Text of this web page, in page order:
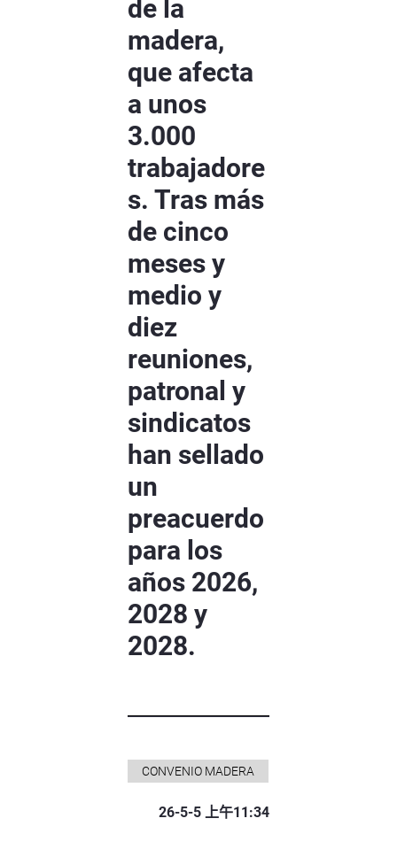
de la
madera,
que afecta
a unos
3.000
trabajadore
s. Tras más
de cinco
meses y
medio y
diez
reuniones,
patronal y
sindicatos
han sellado
un
preacuerdo
para los
años 2026,
2028 y
2028.
CONVENIO MADERA
26-5-5 上午11:34